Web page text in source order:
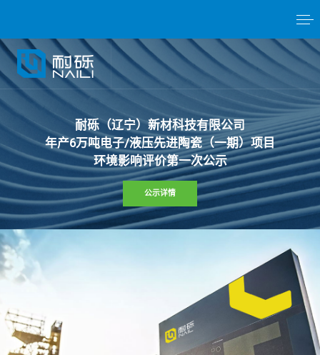
耐砾（辽宁）新材科技有限公司
年产6万吨电子/液压先进陶瓷（一期）项目
环境影响评价第一次公示
公示详情